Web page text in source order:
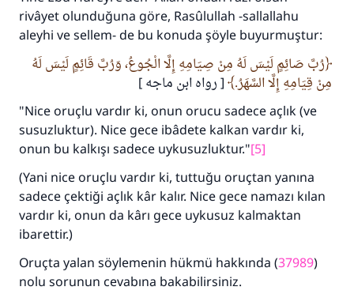
rivâyet olunduğuna göre, Rasûlullah -sallallahu
aleyhi ve sellem- de bu konuda şöyle buyurmuştur:
رُبَّ صَائِمٍ لَيْسَ لَهُ مِنْ صِيَامِهِ إِلَّا الْجُوعُ، وَرُبَّ قَائِمٍ لَيْسَ لَهُ
مِنْ قِيَامِهِ إِلَّا السَّهَرُ.
[ رواه ابن ماجه ]
"Nice oruçlu vardır ki, onun orucu sadece açlık (ve
susuzluktur). Nice gece ibâdete kalkan vardır ki,
onun bu kalkışı sadece uykusuzluktur."[5]
(Yani nice oruçlu vardır ki, tuttuğu oruçtan yanına
sadece çektiği açlık kâr kalır. Nice gece namazı kılan
vardır ki, onun da kârı gece uykusuz kalmaktan
ibarettir.)
Oruçta yalan söylemenin hükmü hakkında (37989)
nolu sorunun cevabına bakabilirsiniz.